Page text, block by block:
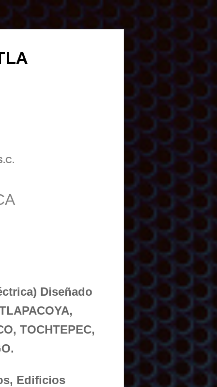
Diseñado
TOCHTEPEC,
Edificios